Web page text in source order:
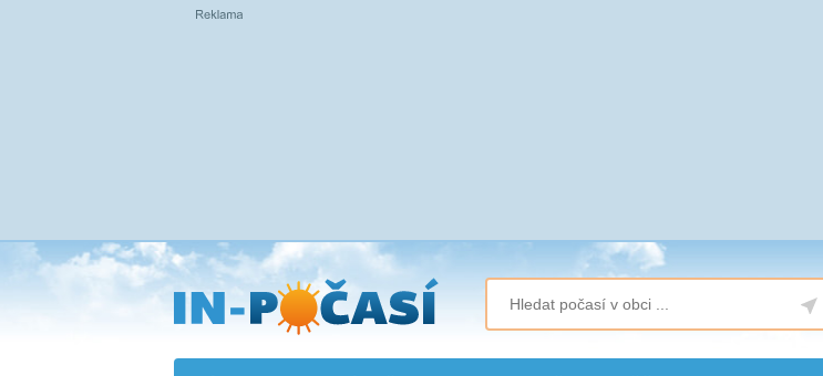
Přejít
na
hlavní
obsah